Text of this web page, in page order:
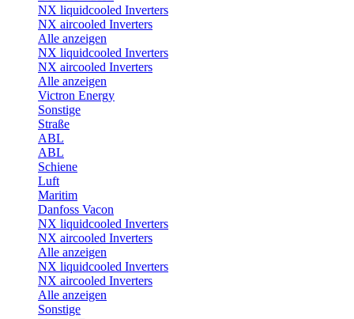
NX liquidcooled Inverters
NX aircooled Inverters
Alle anzeigen
NX liquidcooled Inverters
NX aircooled Inverters
Alle anzeigen
Victron Energy
Sonstige
Straße
ABL
ABL
Schiene
Luft
Maritim
Danfoss Vacon
NX liquidcooled Inverters
NX aircooled Inverters
Alle anzeigen
NX liquidcooled Inverters
NX aircooled Inverters
Alle anzeigen
Sonstige